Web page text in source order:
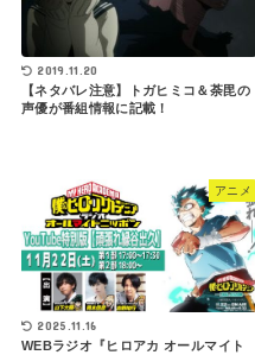
2019.11.20
【ネタバレ注意】トガヒミコ＆荼毘の
声優が番組情報に記載！
アニメ
2025.11.16
WEBラジオ『ヒロアカ オールマイト